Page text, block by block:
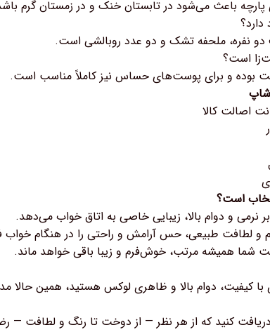
باعث می‌شود در تابستان خنک و در زمستان گرم
نفره، ملحفه تشک و دو عدد روبالشی است.
بوده و برای پوست‌های حساس نیز کاملاً مناسب است.
اصالت کالا
است؟
نرمی و دوام بالا، زیبایی خاصی به اتاق خواب می‌دهد.
و لطافت طبیعی، حس آرامش و راحتی را در هنگام خواب
شما همیشه مرتب، خوش‌فرم و زیبا باقی خواهد ماند.
با کیفیت، دوام بالا و ظاهری لوکس هستید، همین حالا
کنید که از هر نظر — از دوخت تا رنگ و لطافت —